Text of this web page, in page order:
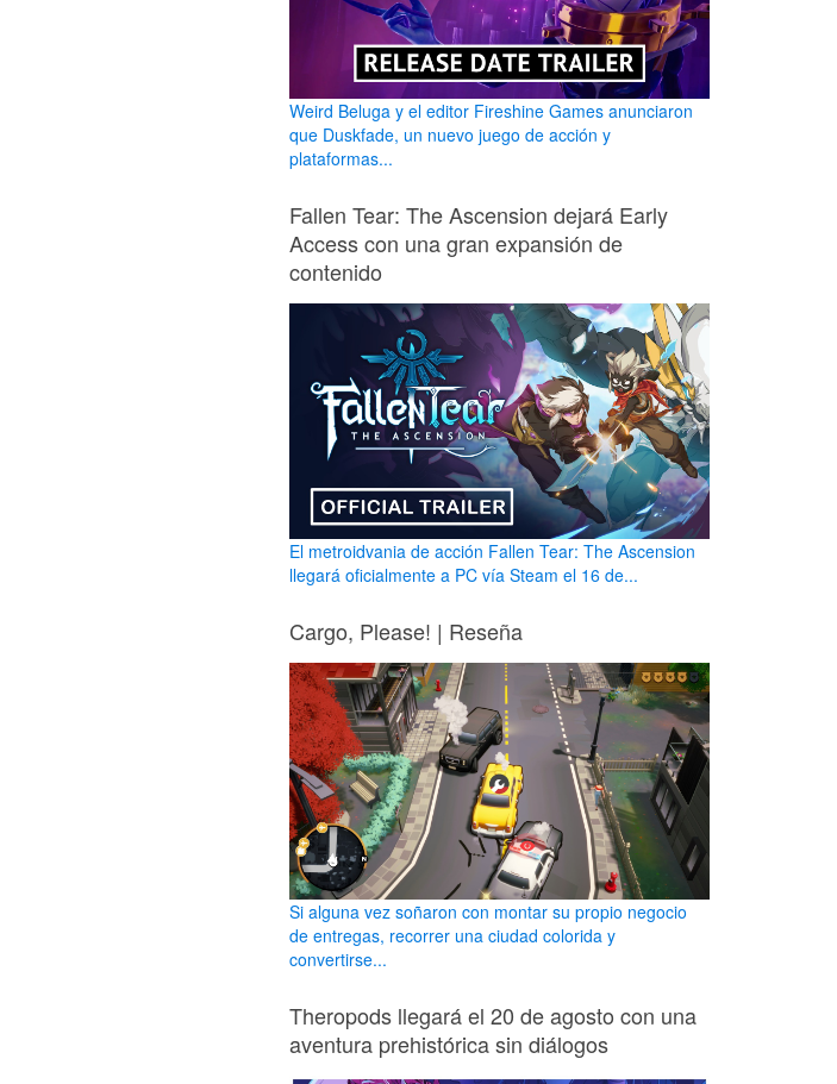
Weird Beluga y el editor Fireshine Games anunciaron
que Duskfade, un nuevo juego de acción y
plataformas...
Fallen Tear: The Ascension dejará Early
Access con una gran expansión de
contenido
El metroidvania de acción Fallen Tear: The Ascension
llegará oficialmente a PC vía Steam el 16 de...
Cargo, Please! | Reseña
Si alguna vez soñaron con montar su propio negocio
de entregas, recorrer una ciudad colorida y
convertirse...
Theropods llegará el 20 de agosto con una
aventura prehistórica sin diálogos